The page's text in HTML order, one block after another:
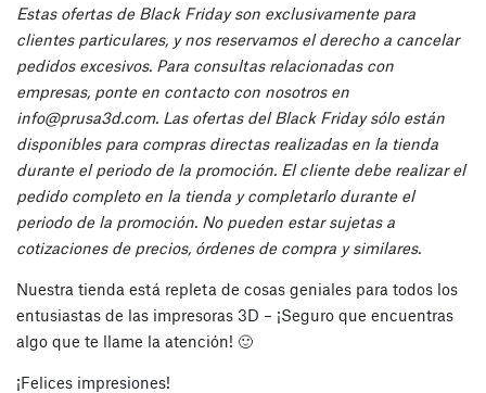
Estas ofertas de Black Friday son exclusivamente para
clientes particulares, y nos reservamos el derecho a cancelar
pedidos excesivos. Para consultas relacionadas con
empresas, ponte en contacto con nosotros en
info@prusa3d.com. Las ofertas del Black Friday sólo están
disponibles para compras directas realizadas en la tienda
durante el periodo de la promoción. El cliente debe realizar el
pedido completo en la tienda y completarlo durante el
periodo de la promoción. No pueden estar sujetas a
cotizaciones de precios, órdenes de compra y similares.
Nuestra tienda está repleta de cosas geniales para todos los
entusiastas de las impresoras 3D – ¡Seguro que encuentras
algo que te llame la atención! 🙂
¡Felices impresiones!